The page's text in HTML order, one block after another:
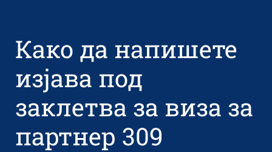
Како да напишете
изјава под
заклетва за виза за
партнер 309